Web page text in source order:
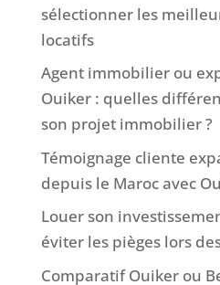
sélectionner les
locatifs
Agent immobilier ou
Ouiker : quelles
son projet immobilier ?
Témoignage cliente
depuis le Maroc avec
Louer son
éviter les pièges lors
Comparatif Ouiker ou